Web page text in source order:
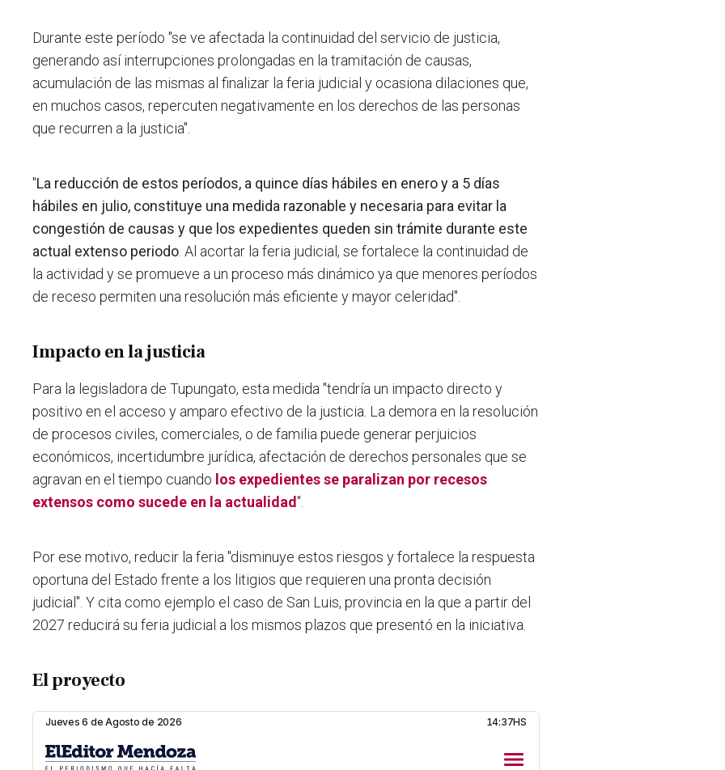
Durante este período "se ve afectada la continuidad del servicio de justicia,
generando así interrupciones prolongadas en la tramitación de causas,
acumulación de las mismas al finalizar la feria judicial y ocasiona dilaciones que,
en muchos casos, repercuten negativamente en los derechos de las personas
que recurren a la justicia".
"La reducción de estos períodos, a quince días hábiles en enero y a 5 días
hábiles en julio, constituye una medida razonable y necesaria para evitar la
congestión de causas y que los expedientes queden sin trámite durante este
actual extenso periodo. Al acortar la feria judicial, se fortalece la continuidad de
la actividad y se promueve a un proceso más dinámico ya que menores períodos
de receso permiten una resolución más eficiente y mayor celeridad".
Impacto en la justicia
Para la legisladora de Tupungato, esta medida "tendría un impacto directo y
positivo en el acceso y amparo efectivo de la justicia. La demora en la resolución
de procesos civiles, comerciales, o de familia puede generar perjuicios
económicos, incertidumbre jurídica, afectación de derechos personales que se
agravan en el tiempo cuando los expedientes se paralizan por recesos
extensos como sucede en la actualidad".
Por ese motivo, reducir la feria "disminuye estos riesgos y fortalece la respuesta
oportuna del Estado frente a los litigios que requieren una pronta decisión
judicial".Y cita como ejemplo el caso de San Luis, provincia en la que a partir del
2027 reducirá su feria judicial a los mismos plazos que presentó en la iniciativa.
El proyecto